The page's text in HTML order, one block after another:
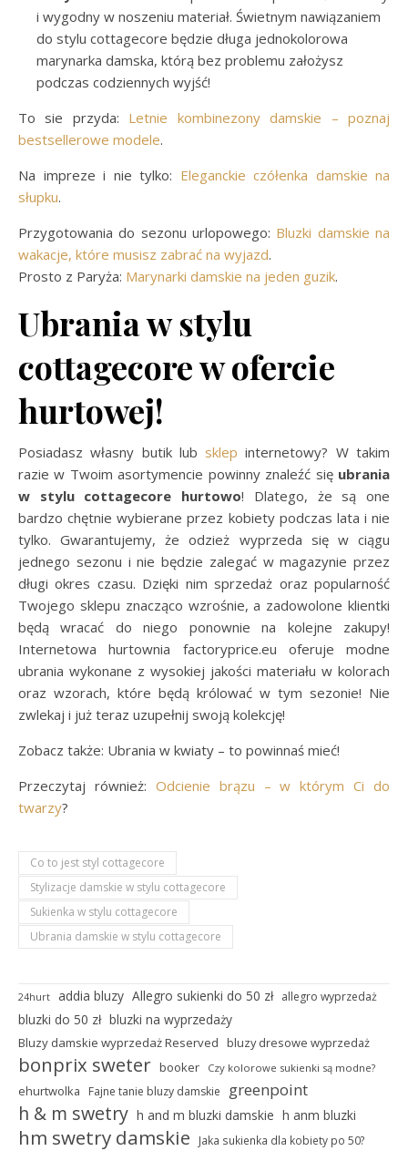
i wygodny w noszeniu materiał. Świetnym nawiązaniem
do stylu cottagecore będzie długa jednokolorowa
marynarka damska, którą bez problemu założysz
podczas codziennych wyjść!
To sie przyda: Letnie kombinezony damskie – poznaj
bestsellerowe modele.
Na impreze i nie tylko: Eleganckie czółenka damskie na
słupku.
Przygotowania do sezonu urlopowego: Bluzki damskie na
wakacje, które musisz zabrać na wyjazd.
Prosto z Paryża: Marynarki damskie na jeden guzik.
Ubrania w stylu
cottagecore w ofercie
hurtowej!
Posiadasz własny butik lub sklep internetowy? W takim
razie w Twoim asortymencie powinny znaleźć się ubrania
w stylu cottagecore hurtowo! Dlatego, że są one
bardzo chętnie wybierane przez kobiety podczas lata i nie
tylko. Gwarantujemy, że odzież wyprzeda się w ciągu
jednego sezonu i nie będzie zalegać w magazynie przez
długi okres czasu. Dzięki nim sprzedaż oraz popularność
Twojego sklepu znacząco wzrośnie, a zadowolone klientki
będą wracać do niego ponownie na kolejne zakupy!
Internetowa hurtownia factoryprice.eu oferuje modne
ubrania wykonane z wysokiej jakości materiału w kolorach
oraz wzorach, które będą królować w tym sezonie! Nie
zwlekaj i już teraz uzupełnij swoją kolekcję!
Zobacz także: Ubrania w kwiaty – to powinnaś mieć!
Przeczytaj również: Odcienie brązu – w którym Ci do
twarzy?
Co to jest styl cottagecore
Stylizacje damskie w stylu cottagecore
Sukienka w stylu cottagecore
Ubrania damskie w stylu cottagecore
24hurt addia bluzy Allegro sukienki do 50 zł allegro wyprzedaż
bluzki do 50 zł bluzki na wyprzedaży
Bluzy damskie wyprzedaż Reserved bluzy dresowe wyprzedaż
bonprix sweter booker Czy kolorowe sukienki są modne?
ehurtwolka Fajne tanie bluzy damskie greenpoint
h & m swetry h and m bluzki damskie h anm bluzki
hm swetry damskie Jaka sukienka dla kobiety po 50?